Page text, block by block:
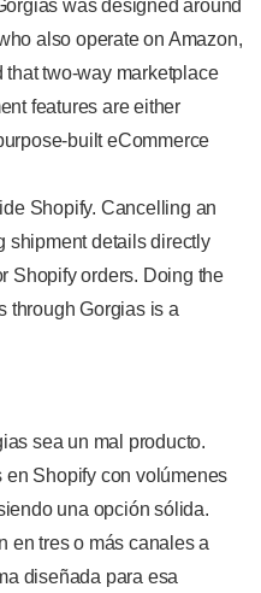
was designed around
also operate on Amazon,
that two-way marketplace
features are either
built eCommerce
Shopify. Cancelling an
shipment details directly
Shopify orders. Doing the
through Gorgias is a
sea un mal producto.
en Shopify con volúmenes
una opción sólida.
en tres o más canales a
diseñada para esa